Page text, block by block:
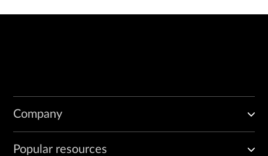
Company
Popular resources